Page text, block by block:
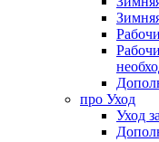
про Уход
Уход